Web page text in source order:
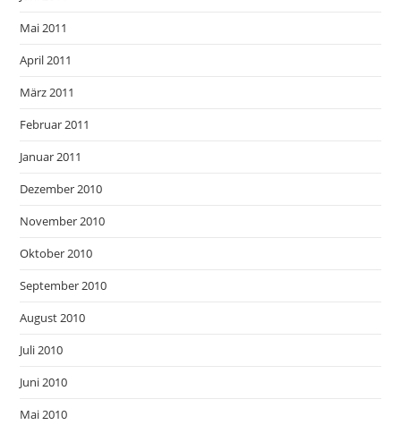
Mai 2011
April 2011
März 2011
Februar 2011
Januar 2011
Dezember 2010
November 2010
Oktober 2010
September 2010
August 2010
Juli 2010
Juni 2010
Mai 2010